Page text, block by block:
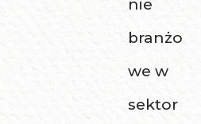
nie
branżo
we w
sektor